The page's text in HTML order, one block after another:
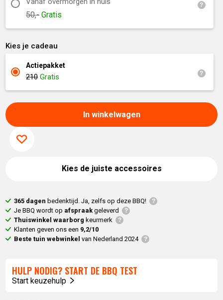
50,- Gratis
Kies je cadeau
Actiepakket
210Gratis
In winkelwagen
Kies de juiste accessoires
365 dagen bedenktijd. Ja, zelfs op deze BBQ!
Je BBQ wordt op afspraak geleverd
Thuiswinkel waarborg keurmerk
Klanten geven ons een 9,2/10
Beste tuin webwinkel van Nederland 2024
HULP NODIG? START DE BBQ TEST
Start keuzehulp